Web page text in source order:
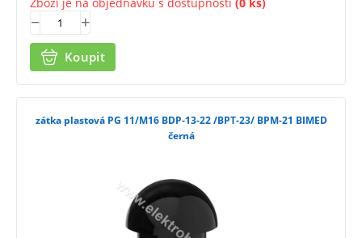
Koupit
zátka plastová PG 11/M16 BDP-13-22 /BPT-23/ BPM-21 BIMED
černá